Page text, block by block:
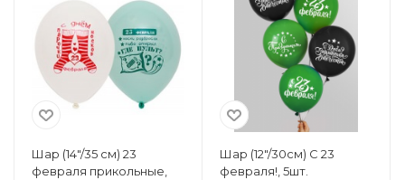
Шар (14"/35 см) 23
февраля прикольные,
Шар (12"/30см) С 23
февраля!, 5шт.